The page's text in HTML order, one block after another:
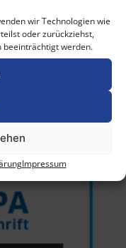
wir Technologien wie
oder zurückziehst,
beeinträchtigt werden.
Impressum